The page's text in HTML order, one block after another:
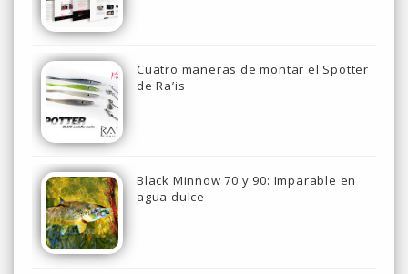
Cuatro maneras de montar el Spotter
de Ra’is
Black Minnow 70 y 90: Imparable en
agua dulce